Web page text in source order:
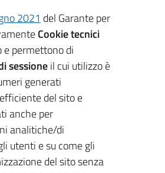
2021 del Garante per
Cookie tecnici
e permettono di
sessioneil cui utilizzo è
generati
del sito e
anche per
analitiche/di
utenti e su come gli
del sito senza